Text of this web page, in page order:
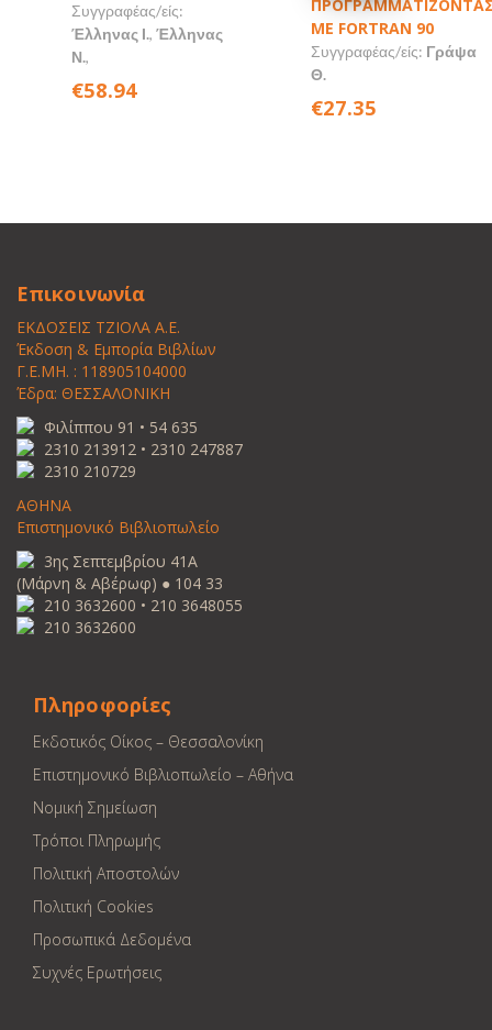
Συγγραφέας/είς:
Έλληνας Ι.,Έλληνας
Ν.,
€58.94
ΜΕ FORTRAN 90
Συγγραφέας/είς: Γράψα
Θ.
€27.35
Επικοινωνία
ΕΚΔΟΣΕΙΣ ΤΖΙΟΛΑ Α.Ε.
Έκδοση & Εμπορία Βιβλίων
Γ.Ε.ΜΗ. : 118905104000
Έδρα: ΘΕΣΣΑΛΟΝΙΚΗ
Φιλίππου 91 • 54 635
2310 213912 • 2310 247887
2310 210729
ΑΘΗΝΑ
Επιστημονικό Βιβλιοπωλείο
3ης Σεπτεμβρίου 41Α
(Μάρνη & Αβέρωφ) ● 104 33
210 3632600 • 210 3648055
210 3632600
Πληροφορίες
Εκδοτικός Οίκος – Θεσσαλονίκη
Επιστημονικό Βιβλιοπωλείο – Αθήνα
Νομική Σημείωση
Τρόποι Πληρωμής
Πολιτική Αποστολών
Πολιτική Cookies
Προσωπικά Δεδομένα
Συχνές Ερωτήσεις